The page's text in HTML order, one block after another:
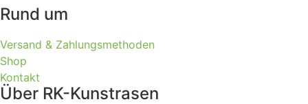
Rund um
Versand & Zahlungsmethoden
Shop
Kontakt
Über RK-Kunstrasen